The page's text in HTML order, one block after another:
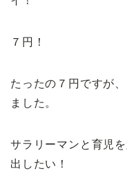
７円！
たったの７円ですが
ました。
サラリーマンと育児
出したい！